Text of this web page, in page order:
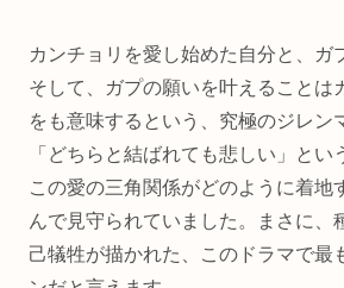
カンチョリを愛し始めた自分と、ガ
そして、ガプの願いを叶えることは
をも意味するという、究極のジレン
「どちらと結ばれても悲しい」とい
この愛の三角関係がどのように着地
んで見守られていました。まさに、
己犠牲が描かれた、このドラマで最